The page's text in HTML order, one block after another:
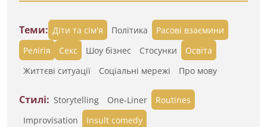
Теми: Діти та сім'я Політика
Расові взаємини
Релігія
Секс Шоу бізнес Стосунки
Освіта
Життєві ситуації
Cоціальні мережі Про мову
Стилі: Storytelling One-Liner
Routines
Improvisation
Insult comedy